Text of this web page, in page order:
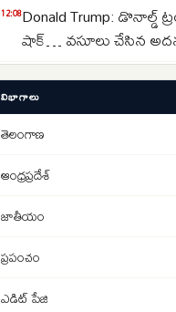
12:08Donald Trump: డొనాల్డ్
షాక్… వసూలు చేసిన
టారిఫ్‌లను తిరిగి
11:44Pakistan Imran Khan:
అలజడి… ఇమ్రాన్ ఖాన్
నిరసన ప్రదర్శనలు
Ukraine – Russia War:
రష్యా క్షిపణి దాడులు…రష్యా
విభాగాలు
తెలంగాణ
ఆంధ్రప్రదేశ్
జాతీయం
ప్రపంచం
ఎడిట్ పేజి